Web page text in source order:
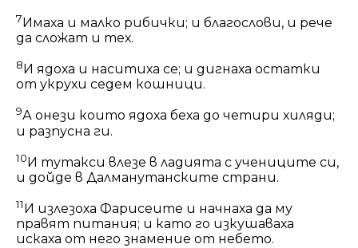
7Имаха и малко рибички; и благослови, и рече
да сложат и тех.
8 И ядоха и наситиха се; и дигнаха остатки
от укрухи седем кошници.
9А онези които ядоха беха до четири хиляди;
и разпусна ги.
10И тутакси влезе в ладията с учениците си,
и дойде в Далманутанските страни.
11 И излезоха Фарисеите и начнаха да му
правят питания; и като го изкушаваха
искаха от него знамение от небето.